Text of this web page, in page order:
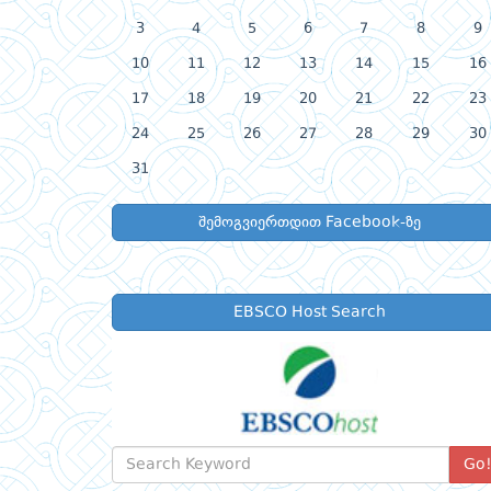
3 4 5 6 7 8 9
10 11 12 13 14 15 16
17 18 19 20 21 22 23
24 25 26 27 28 29 30
31
შემოგვიერთდით Facebook-ზე
EBSCO Host Search
Go!